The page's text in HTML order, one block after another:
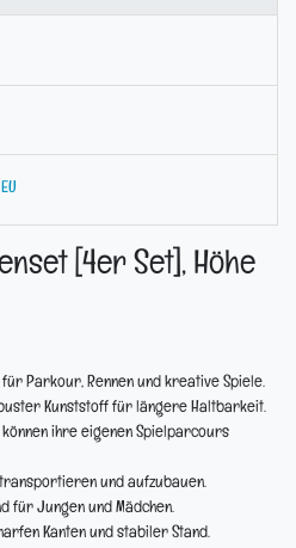
[4er Set], Höhe
Parkour, Rennen und kreative Spiele.
Kunststoff für längere Haltbarkeit.
können ihre eigenen Spielparcours
transportieren und aufzubauen.
für Jungen und Mädchen.
Kanten und stabiler Stand.